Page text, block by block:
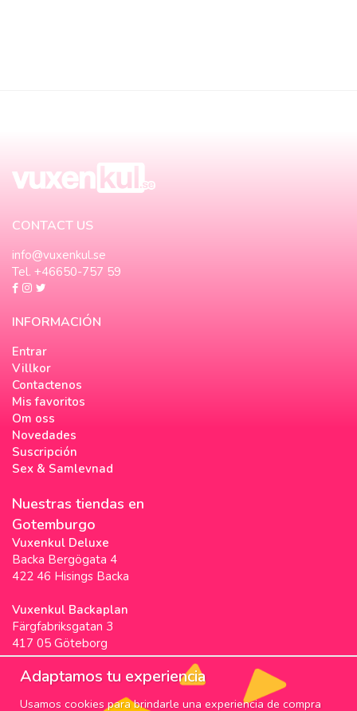
CONTACT US
info@vuxenkul.se
Tel. +46650-757 59
INFORMACIÓN
Entrar
Villkor
Contactenos
Mis favoritos
Om oss
Novedades
Suscripción
Sex & Samlevnad
Nuestras tiendas en
Gotemburgo
Vuxenkul Deluxe
Backa Bergögata 4
422 46 Hisings Backa
Vuxenkul Backaplan
Färgfabriksgatan 3
417 05 Göteborg
Vuxenkul Stigscenter
Backa Bergögata 2
422 46 Hisings Backa
Adaptamos tu experiencia
Usamos cookies para brindarle una experiencia de compra